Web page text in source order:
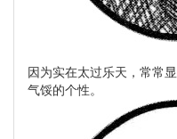
因为实在太过乐天，常常
气馁的个性。